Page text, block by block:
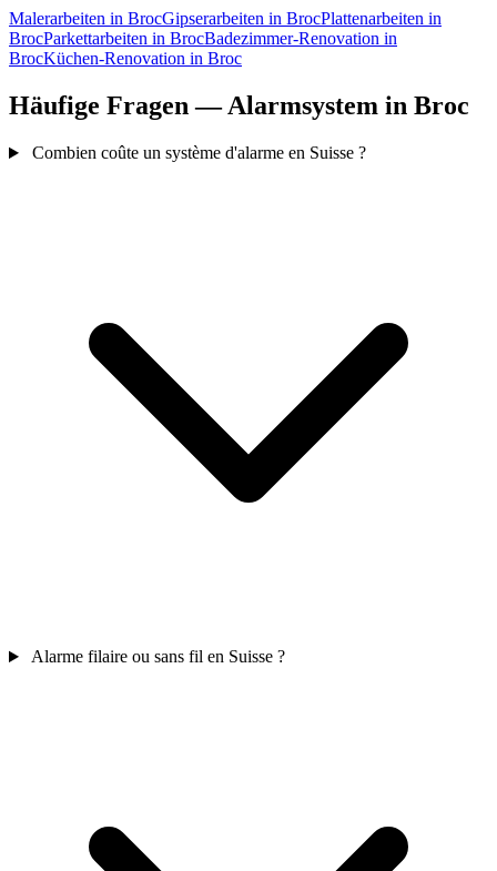
Malerarbeiten in BrocGipserarbeiten in BrocPlattenarbeiten in
BrocParkettarbeiten in BrocBadezimmer-Renovation in
BrocKüchen-Renovation in Broc
Häufige Fragen — Alarmsystem in Broc
Combien coûte un système d'alarme en Suisse ?
Alarme filaire ou sans fil en Suisse ?